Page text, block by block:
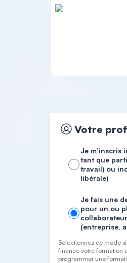
Votre
Je m’inscris
tant que
travail) ou
libérale)
Je fais une
pour un ou
(entreprise,
Sélectionnez ce mode
finance votre formation
programmer une